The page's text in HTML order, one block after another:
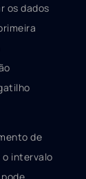
os dados
de
o intervalo